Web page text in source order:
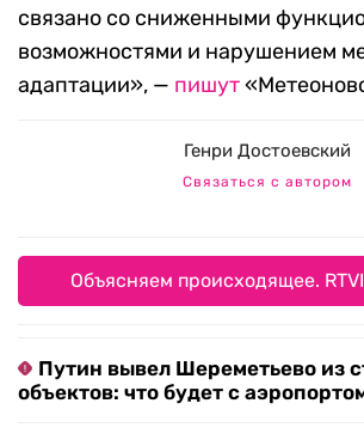
связано со сниженными
возможностями и нарушением
адаптации», — пишут
Генри Достоевский
Связаться с автором
Объясняем происходящее.
Путин вывел Шереметьево из
объектов: что будет с